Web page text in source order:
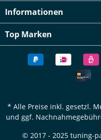
Informationen
Top Marken
* Alle Preise inkl. gesetzl.
und ggf.
© 2017 - 2025 tuning-